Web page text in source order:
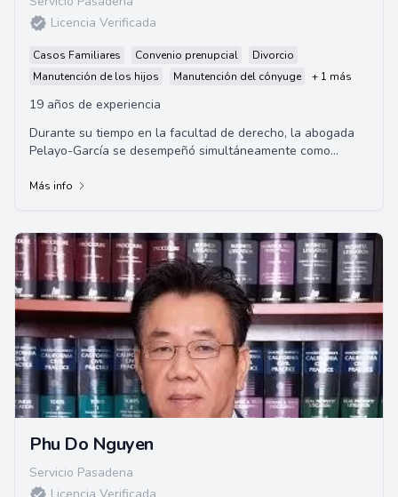
Licencia Verificada
Casos Familiares Convenio prenupcial
Divorcio
Manutención de los hijos
Manutención del cónyuge + 1 más
19 años de experiencia
Durante su tiempo en la facultad de derecho, la abogada
Pelayo-García se desempeñó simultáneamente como
Más info
Phu Do Nguyen
Servicio Pasadena